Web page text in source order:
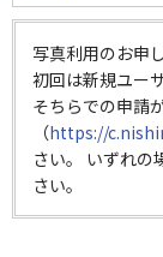
写真利用のお申
初回は新規ユー
そちらでの申請
（https://
さい。 いずれの
さい。